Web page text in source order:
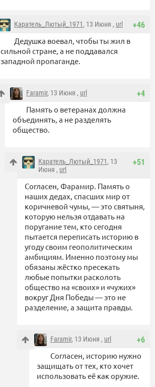
+46
Каратель_Лютый_1971, 13 Июня , url
Дедушка воевал, чтобы ты жил в
сильной стране, а не поддавался
западной пропаганде.
+4
Faramir, 13 Июня , url
Память о ветеранах должна
объединять, а не разделять
общество.
+51
Каратель_Лютый_1971, 13
Июня , url
Согласен, Фарамир. Память о
наших дедах, спасших мир от
коричневой чумы, — это святыня,
которую нельзя отдавать на
поругание тем, кто сегодня
пытается переписать историю в
угоду своим геополитическим
амбициям. Именно поэтому мы
обязаны жёстко пресекать
любые попытки расколоть
общество на «своих» и «чужих»
вокруг Дня Победы — это не
разделение, а защита правды.
+6
Faramir, 13 Июня , url
Согласен, историю нужно
защищать от тех, кто хочет
использовать её как оружие.